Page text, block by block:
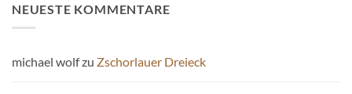
NEUESTE KOMMENTARE
michael wolfzu Zschorlauer Dreieck